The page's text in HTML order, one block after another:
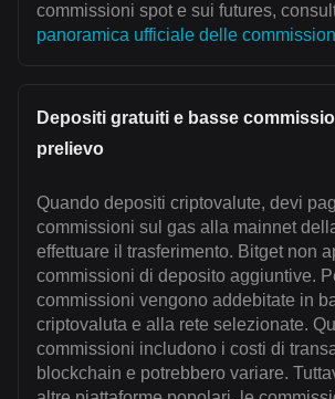
commissioni spot e sui futures,
panoramica ufficiale delle
Depositi gratuiti e basse
prelievo
Quando depositi criptovalute, devi
commissioni sul gas alla mainnet
effettuare il trasferimento. Bitget non
commissioni di deposito aggiuntive.
commissioni vengono addebitate in
criptovaluta e alla rete selezionate.
commissioni includono i costi di
blockchain e potrebbero variare.